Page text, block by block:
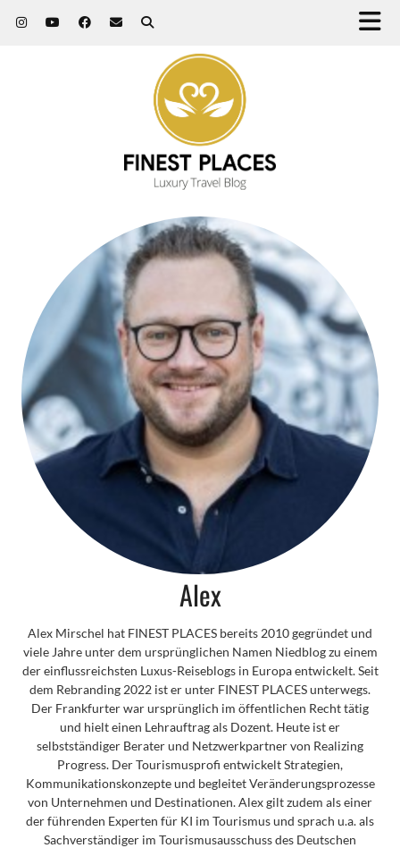
Alex
Alex Mirschel hat FINEST PLACES bereits 2010 gegründet und
viele Jahre unter dem ursprünglichen Namen Niedblog zu einem
der einflussreichsten Luxus-Reiseblogs in Europa entwickelt. Seit
dem Rebranding 2022 ist er unter FINEST PLACES unterwegs.
Der Frankfurter war ursprünglich im öffentlichen Recht tätig
und hielt einen Lehrauftrag als Dozent. Heute ist er
selbstständiger Berater und Netzwerkpartner von Realizing
Progress. Der Tourismusprofi entwickelt Strategien,
Kommunikationskonzepte und begleitet Veränderungsprozesse
von Unternehmen und Destinationen. Alex gilt zudem als einer
der führenden Experten für KI im Tourismus und sprach u.a. als
Sachverständiger im Tourismusausschuss des Deutschen